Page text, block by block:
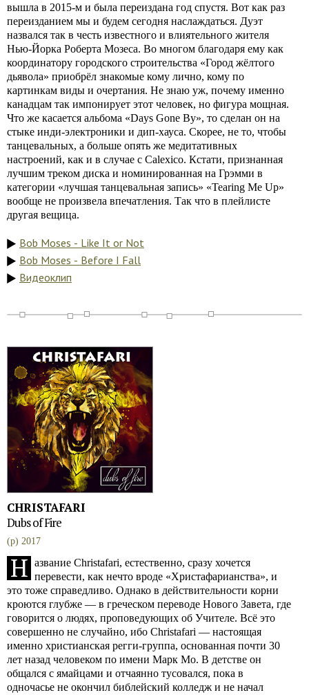
вышла в 2015-м и была переиздана год спустя. Вот как раз
переизданием мы и будем сегодня наслаждаться. Дуэт
назвался так в честь известного и влиятельного жителя
Нью-Йорка Роберта Мозеса. Во многом благодаря ему как
координатору городского строительства «Город жёлтого
дьявола» приобрёл знакомые кому лично, кому по
картинкам виды и очертания. Не знаю уж, почему именно
канадцам так импонирует этот человек, но фигура мощная.
Что же касается альбома «Days Gone By», то сделан он на
стыке инди-электроники и дип-хауса. Скорее, не то, чтобы
танцевальных, а больше опять же медитативных
настроений, как и в случае с Calexico. Кстати, признанная
лучшим треком диска и номинированная на Грэмми в
категории «лучшая танцевальная запись» «Tearing Me Up»
вообще не произвела впечатления. Так что в плейлисте
другая вещица.
Bob Moses - Like It or Not
Bob Moses - Before I Fall
Видеоклип
CHRISTAFARI
Dubs of Fire
(p) 2017
Н азвание Christafari, естественно, сразу хочется
перевести, как нечто вроде «Христафарианства», и
это тоже справедливо. Однако в действительности корни
кроются глубже — в греческом переводе Нового Завета, где
говорится о людях, проповедующих об Учителе. Всё это
совершенно не случайно, ибо Christafari — настоящая
именно христианская регги-группа, основанная почти 30
лет назад человеком по имени Марк Мо. В детстве он
общался с ямайцами и отчаянно тусовался, пока в
одночасье не окончил библейский колледж и не начал